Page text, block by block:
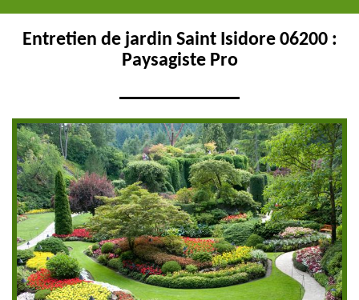
Entretien de jardin Saint Isidore 06200 :
Paysagiste Pro